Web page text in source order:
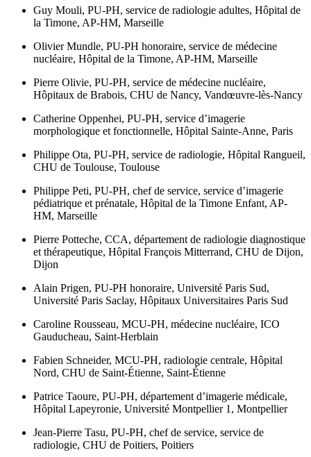
Guy Mouli, PU-PH, service de radiologie adultes, Hôpital de
la Timone, AP-HM, Marseille
Olivier Mundle, PU-PH honoraire, service de médecine
nucléaire, Hôpital de la Timone, AP-HM, Marseille
Pierre Olivie, PU-PH, service de médecine nucléaire,
Hôpitaux de Brabois, CHU de Nancy, Vandœuvre-lès-Nancy
Catherine Oppenhei, PU-PH, service d’imagerie
morphologique et fonctionnelle, Hôpital Sainte-Anne, Paris
Philippe Ota, PU-PH, service de radiologie, Hôpital Rangueil,
CHU de Toulouse, Toulouse
Philippe Peti, PU-PH, chef de service, service d’imagerie
pédiatrique et prénatale, Hôpital de la Timone Enfant, AP-
HM, Marseille
Pierre Potteche, CCA, département de radiologie diagnostique
et thérapeutique, Hôpital François Mitterrand, CHU de Dijon,
Dijon
Alain Prigen, PU-PH honoraire, Université Paris Sud,
Université Paris Saclay, Hôpitaux Universitaires Paris Sud
Caroline Rousseau, MCU-PH, médecine nucléaire, ICO
Gauducheau, Saint-Herblain
Fabien Schneider, MCU-PH, radiologie centrale, Hôpital
Nord, CHU de Saint-Étienne, Saint-Étienne
Patrice Taoure, PU-PH, département d’imagerie médicale,
Hôpital Lapeyronie, Université Montpellier 1, Montpellier
Jean-Pierre Tasu, PU-PH, chef de service, service de
radiologie, CHU de Poitiers, Poitiers